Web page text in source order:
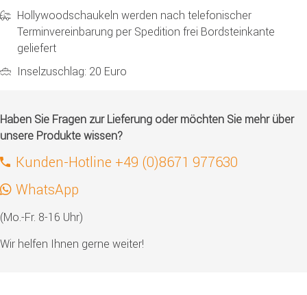
Hollywoodschaukeln werden nach telefonischer
Terminvereinbarung per Spedition frei Bordsteinkante
geliefert
Inselzuschlag: 20 Euro
Haben Sie Fragen zur Lieferung oder möchten Sie mehr über
unsere Produkte wissen?
Kunden-Hotline +49 (0)8671 977630
WhatsApp
(Mo.-Fr. 8-16 Uhr)
Wir helfen Ihnen gerne weiter!